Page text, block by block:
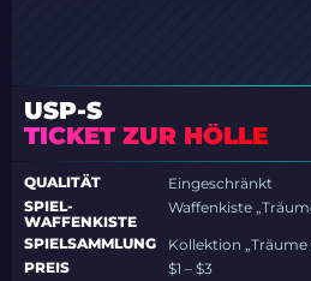
USP-S
TICKET ZUR HÖLLE
QUALITÄT
Eingeschränkt
SPIEL-
WAFFENKISTE
Waffenkiste
SPIELSAMMLUNG
Kollektion
PREIS
$1 – $3